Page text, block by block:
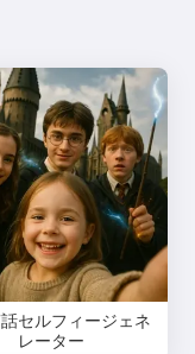
セルフィージェネ
レーター